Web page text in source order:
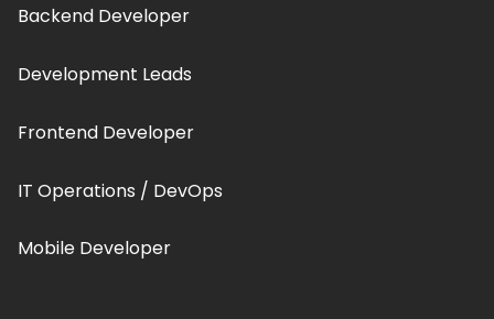
Backend Developer
Development Leads
Frontend Developer
IT Operations / DevOps
Mobile Developer